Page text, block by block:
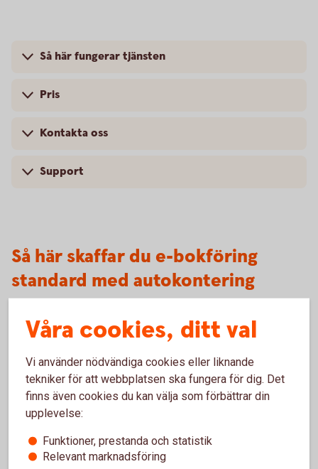
Så här fungerar tjänsten
Pris
Kontakta oss
Support
Så här skaffar du e-bokföring
standard med autokontering
Intresseanmälan
Fyll i formuläret nedan så kontaktar vi dig.
Intresseanmälan (speedledger.se)
Våra cookies, ditt val
Vi använder nödvändiga cookies eller liknande
tekniker för att webbplatsen ska fungera för dig. Det
finns även cookies du kan välja som förbättrar din
upplevelse:
Funktioner, prestanda och statistik
Relevant marknadsföring